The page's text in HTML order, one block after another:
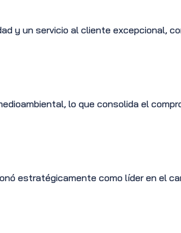
y un servicio al cliente excepcional,
lo que consolida el
estratégicamente como líder en el